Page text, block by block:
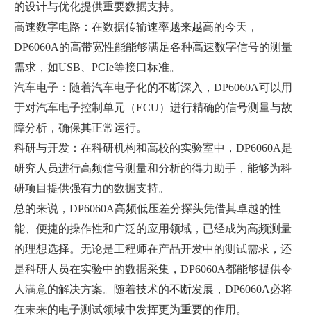
的设计与优化提供重要数据支持。
高速数字电路：在数据传输速率越来越高的今天，
DP6060A的高带宽性能能够满足各种高速数字信号的测量
需求，如USB、PCIe等接口标准。
汽车电子：随着汽车电子化的不断深入，DP6060A可以用
于对汽车电子控制单元（ECU）进行精确的信号测量与故
障分析，确保其正常运行。
科研与开发：在科研机构和高校的实验室中，DP6060A是
研究人员进行高频信号测量和分析的得力助手，能够为科
研项目提供强有力的数据支持。
总的来说，DP6060A高频低压差分探头凭借其卓越的性
能、便捷的操作性和广泛的应用领域，已经成为高频测量
的理想选择。无论是工程师在产品开发中的测试需求，还
是科研人员在实验中的数据采集，DP6060A都能够提供令
人满意的解决方案。随着技术的不断发展，DP6060A必将
在未来的电子测试领域中发挥更为重要的作用。